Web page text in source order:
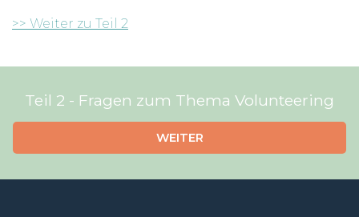
>> Weiter zu Teil 2
Teil 2 - Fragen zum Thema Volunteering
WEITER